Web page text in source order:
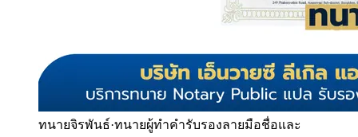
ทนายจิรพันธ์·ทนายผู้ทำคำรับรองลายมือชื่อและ